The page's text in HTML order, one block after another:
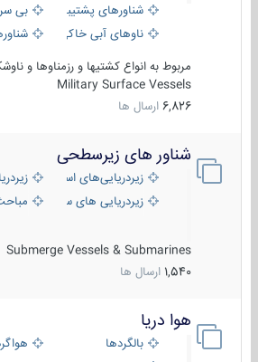
شناورهای پشتیبانی
بی
ناوهای آبی خاکی و نیروبر
مربوط به انواع کشتیها و رزمناوها و
Military Surface Vessels
6,826 ارسال ها
شناور های زیرسطحی
زیردریایی‌های استراتژیک
زیردریایی های سبک
مباحث
Submerge Vessels & Submarines
1,540 ارسال ها
هوا دریا
بالگردها